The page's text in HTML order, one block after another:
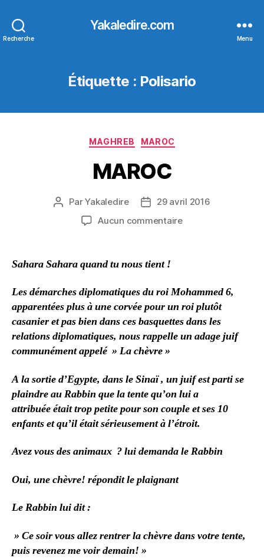
Recherche
Yakaledire.com
Menu
Étiquette : Polisario
Catégories
MAGHREB MAROC
MAROC
Auteur
l’article
ParYakaledire
Date29 avril 2016
Aucun commentairesur
Sahara Sahara quand tu nous tient !
Les démarches diplomatiques du roi Mohammed 6,
apparentées plus à une corvée pour un roi plutôt
casanier et pas bien dans ces basquettes dans les
relations diplomatiques, nous rappelle un adage juif
communément appelé » La chèvre »
A la sortie d’Egypte, dans le Sinaï , un juif est parti se
plaindre au Rabbin que la tente qu’on lui a
attribuée était trop petite pour son couple et ses 10
enfants et qu’il était sérieusement à l’étroit.
Avez vous des animaux ? lui demanda le Rabbin
Oui, une chèvre! répondit le plaignant
Le Rabbin lui dit :
» Ce soir vous allez rentrer la chèvre dans votre tente,
puis revenez me voir demain! »